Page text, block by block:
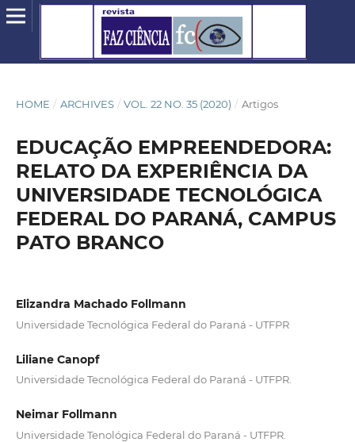
HOME / ARCHIVES / VOL. 22 NO. 35 (2020) / Artigos
EDUCAÇÃO EMPREENDEDORA:
RELATO DA EXPERIÊNCIA DA
UNIVERSIDADE TECNOLÓGICA
FEDERAL DO PARANÁ, CAMPUS
PATO BRANCO
Elizandra Machado Follmann
Universidade Tecnológica Federal do Paraná - UTFPR
Liliane Canopf
Universidade Tecnológica Federal do Paraná - UTFPR.
Neimar Follmann
Universidade Tenológica Federal do Paraná - UTFPR.